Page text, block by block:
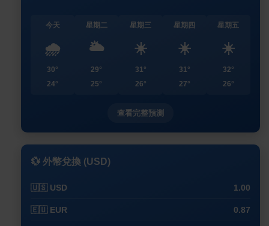
今天
🌧️
30°
24°
星期二
🌥️
29°
25°
星期三
☀️
31°
26°
星期四
☀️
31°
27°
星期五
☀️
32°
26°
查看完整預測
💱 外幣兌換 (USD)
🇺🇸 USD 1.00
🇪🇺 EUR 0.87